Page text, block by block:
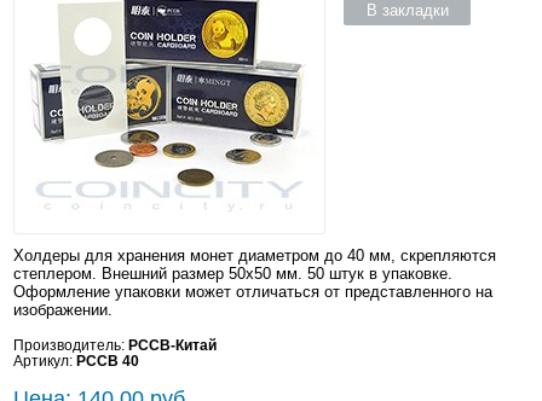
Холдеры для хранения монет диаметром до 40 мм, скрепляются
степлером. Внешний размер 50x50 мм. 50 штук в упаковке.
Оформление упаковки может отличаться от представленного на
изображении.
Производитель: PCCB-Китай
Артикул: PCCB 40
В закладки